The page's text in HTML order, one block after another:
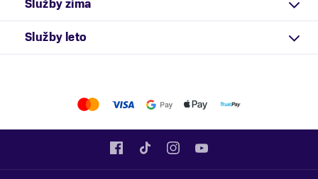
Služby zima
Služby leto